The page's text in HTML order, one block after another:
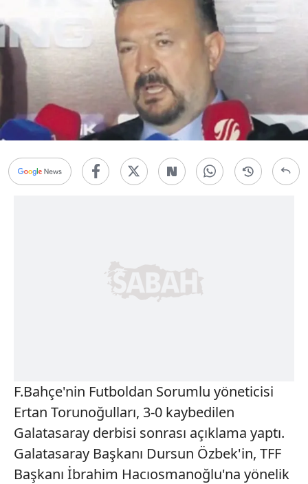
F.Bahçe'nin Futboldan Sorumlu yöneticisi
Ertan Torunoğulları, 3-0 kaybedilen
Galatasaray derbisi sonrası açıklama yaptı.
Galatasaray Başkanı Dursun Özbek'in, TFF
Başkanı İbrahim Hacıosmanoğlu'na yönelik